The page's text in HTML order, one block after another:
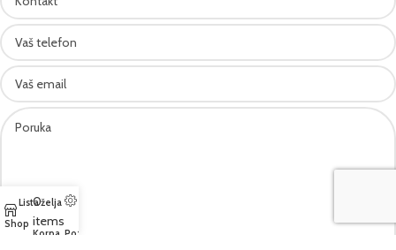
Shop
Lista želja
0
items
Korpa Pozovite nas
Vaš
telefon
Vaš
email
Poruka